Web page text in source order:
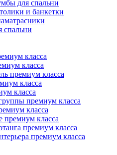
для спальни
и банкетки
спальни
класса
класса
премиум класса
класса
класса
премиум класса
класса
премиум класса
премиум класса
премиум класса